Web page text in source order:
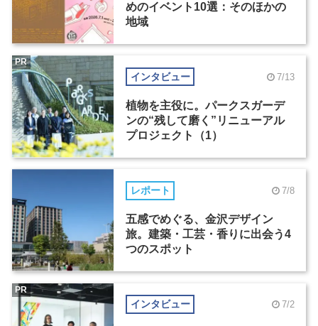
めのイベント10選：そのほかの
地域
インタビュー 7/13
植物を主役に。パークスガーデ
ンの“残して磨く”リニューアル
プロジェクト（1）
PR
レポート 7/8
五感でめぐる、金沢デザイン
旅。建築・工芸・香りに出会う4
つのスポット
インタビュー 7/2
PR